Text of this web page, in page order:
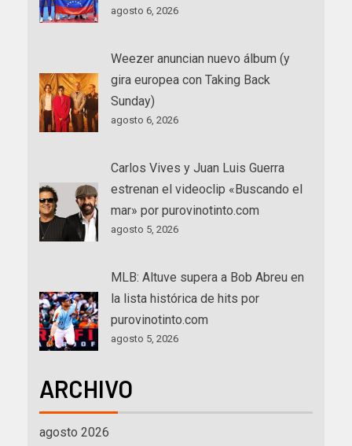
agosto 6, 2026
Weezer anuncian nuevo álbum (y
gira europea con Taking Back
Sunday)
agosto 6, 2026
Carlos Vives y Juan Luis Guerra
estrenan el videoclip «Buscando el
mar» por purovinotinto.com
agosto 5, 2026
MLB: Altuve supera a Bob Abreu en
la lista histórica de hits por
purovinotinto.com
agosto 5, 2026
ARCHIVO
agosto 2026